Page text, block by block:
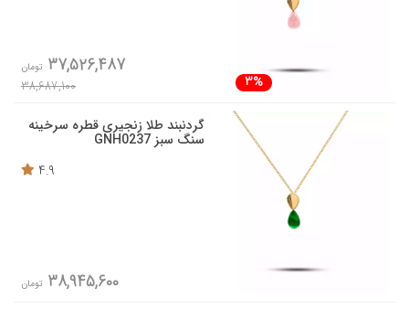
3%
37,526,487 تومان
38,687,100
گردنبند طلا زنجیری قطره سرخینه
سنگ سبز GNH0237
4.9
38,945,600 تومان